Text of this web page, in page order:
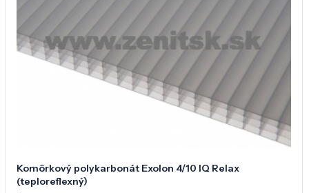
Komôrkový polykarbonát Exolon 4/10 IQ Relax
(teploreflexný)